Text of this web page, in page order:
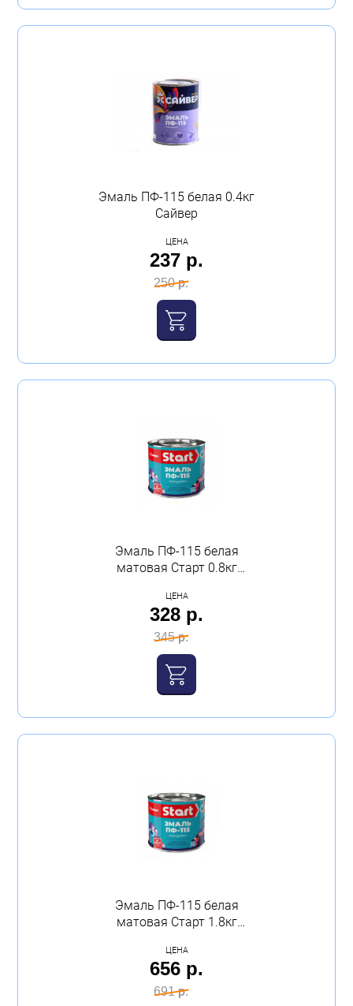
Эмаль ПФ-115 белая 0.4кг
Сайвер
ЦЕНА
237 р.
250 р.
Эмаль ПФ-115 белая
матовая Старт 0.8кг
ЦЕНА
328 р.
345 р.
Эмаль ПФ-115 белая
матовая Старт 1.8кг
ЦЕНА
656 р.
691 р.